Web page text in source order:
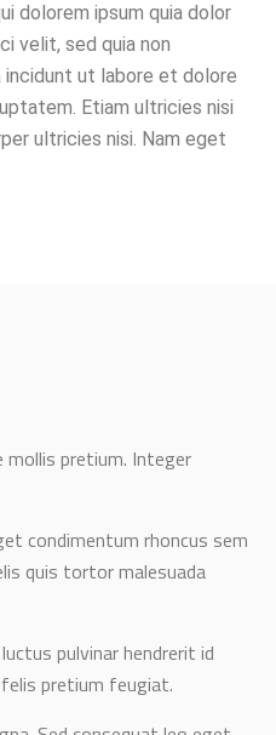
dolorem ipsum quia dolor
velit, sed quia non
incidunt ut labore et dolore
Etiam ultricies nisi
ultricies nisi. Nam eget
mollis pretium. Integer
condimentum rhoncus sem
quis tortor malesuada
pulvinar hendrerit id
pretium feugiat.